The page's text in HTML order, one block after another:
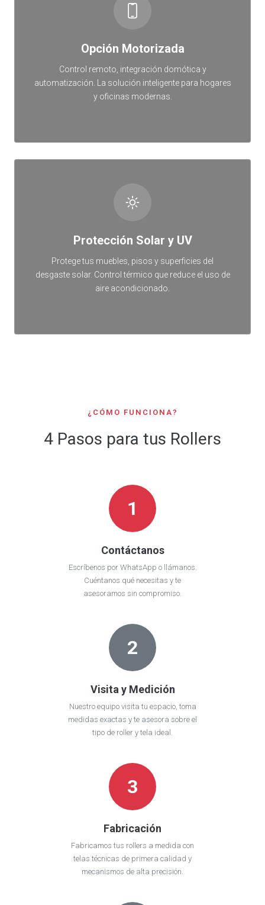
Opción Motorizada
Control remoto, integración domótica y
automatización. La solución inteligente para hogares
y oficinas modernas.
Protección Solar y UV
Protege tus muebles, pisos y superficies del
desgaste solar. Control térmico que reduce el uso de
aire acondicionado.
¿CÓMO FUNCIONA?
4 Pasos para tus Rollers
1
Contáctanos
Escríbenos por WhatsApp o llámanos.
Cuéntanos qué necesitas y te
asesoramos sin compromiso.
2
Visita y Medición
Nuestro equipo visita tu espacio, toma
medidas exactas y te asesora sobre el
tipo de roller y tela ideal.
3
Fabricación
Fabricamos tus rollers a medida con
telas técnicas de primera calidad y
mecanismos de alta precisión.